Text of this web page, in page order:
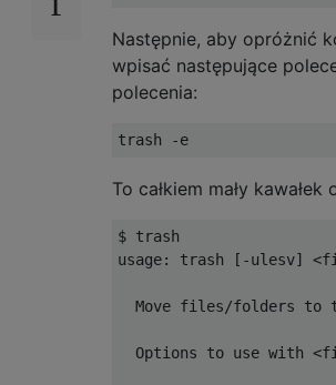
Następnie, aby opróżnić
wpisać następujące
polecenia:
trash -e
To całkiem mały
$ trash
usage: trash [-ulesv] <
Move files/folders to
Options to use with <